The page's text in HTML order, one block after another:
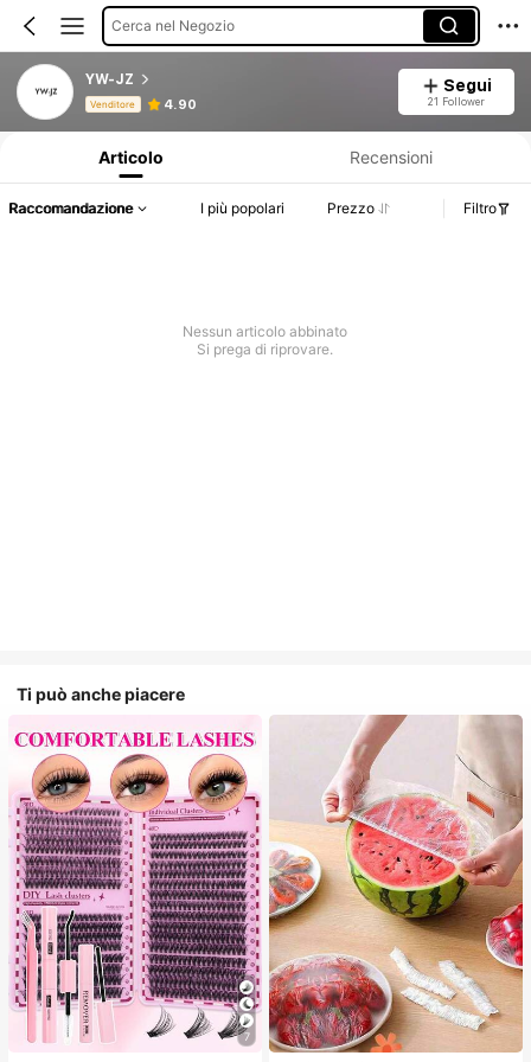
Cerca nel Negozio
YW-JZ
Venditore 4.90
Segui
21 Follower
Articolo Recensioni
Raccomandazione I più popolari Prezzo Filtro
Nessun articolo abbinato
Si prega di riprovare.
Ti può anche piacere
7